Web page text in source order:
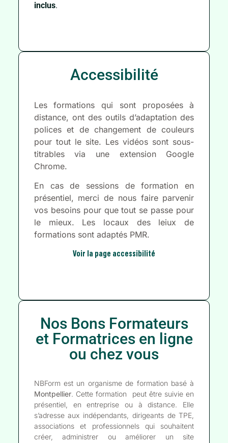
inclus.
Accessibilité
Les formations qui sont proposées à
distance, ont des outils d’adaptation des
polices et de changement de couleurs
pour tout le site. Les vidéos sont sous-
titrables via une extension Google
Chrome.
En cas de sessions de formation en
présentiel, merci de nous faire parvenir
vos besoins pour que tout se passe pour
le mieux. Les locaux des leiux de
formations sont adaptés PMR.
Voir la page accessibilité
Nos Bons Formateurs
et Formatrices en ligne
ou chez vous
NBForm est un organisme de formation basé à
Montpellier. Cette formation peut être suivie en
présentiel, en entreprise ou à distance. Elle
s’adresse aux indépendants, dirigeants de TPE,
associations et professionnels qui souhaitent
créer, administrer ou améliorer un site